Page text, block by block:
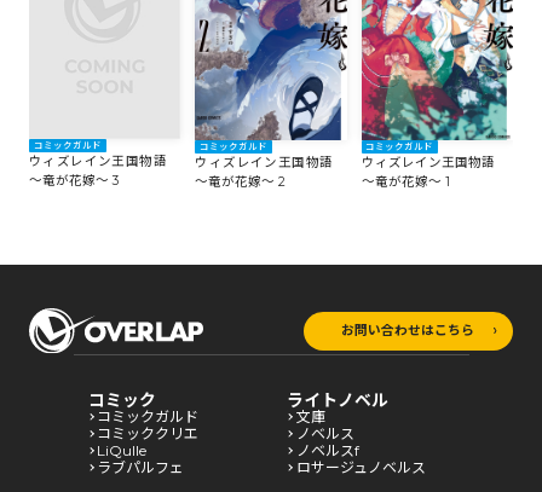
コミックガルド
ウィズレイン王国物語
～竜が花嫁～ 3
コミックガルド
ウィズレイン王国物語
～竜が花嫁～ 2
コミックガルド
ウィズレイン王国物語
～竜が花嫁～ 1
お問い合わせはこちら
コミック
コミックガルド
コミッククリエ
LiQulle
ラブパルフェ
ライトノベル
文庫
ノベルス
ノベルスf
ロサージュノベルス